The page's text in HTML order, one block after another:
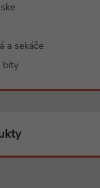
a sekáče
bity